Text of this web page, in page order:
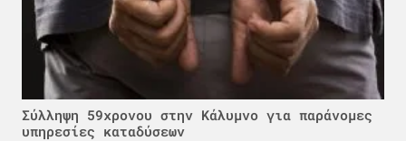
Σύλληψη 59χρονου στην Κάλυμνο για παράνομες
υπηρεσίες καταδύσεων